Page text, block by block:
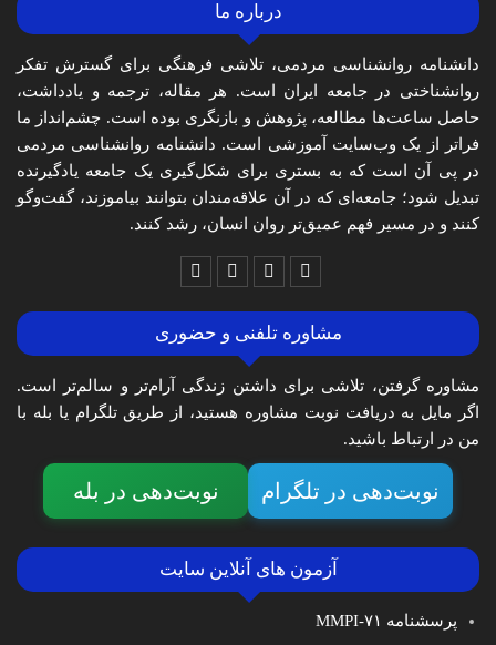
درباره ما
دانشنامه روانشناسی مردمی، تلاشی فرهنگی برای گسترش تفکر
روانشناختی در جامعه ایران است. هر مقاله، ترجمه و یادداشت،
حاصل ساعت‌ها مطالعه، پژوهش و بازنگری بوده است. چشم‌انداز ما
فراتر از یک وب‌سایت آموزشی است. دانشنامه روانشناسی مردمی
در پی آن است که به بستری برای شکل‌گیری یک جامعه یادگیرنده
تبدیل شود؛ جامعه‌ای که در آن علاقه‌مندان بتوانند بیاموزند، گفت‌وگو
کنند و در مسیر فهم عمیق‌تر روان انسان، رشد کنند.
مشاوره تلفنی و حضوری
مشاوره گرفتن، تلاشی برای داشتن زندگی آرام‌تر و سالم‌تر است.
اگر مایل به دریافت نوبت مشاوره هستید، از طریق تلگرام یا بله با
من در ارتباط باشید.
نوبت‌دهی در تلگرام نوبت‌دهی در بله
آزمون های آنلاین سایت
پرسشنامه MMPI-۷۱